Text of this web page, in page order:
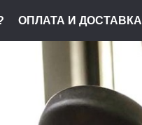
ОПЛАТА И ДОСТАВКА